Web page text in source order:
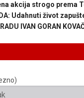
akcija strogo prema
Udahnuti život
IVAN GORAN